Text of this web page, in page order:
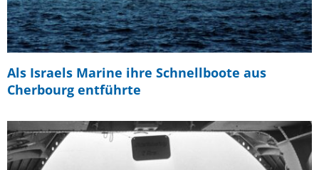
Als Israels Marine ihre Schnellboote aus
Cherbourg entführte